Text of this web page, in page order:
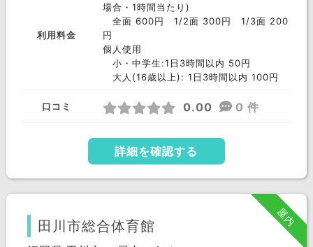
利用料金
場合・1時間当たり)
全面 600円 1/2面 300円 1/3面 200
円
個人使用
小・中学生:1日3時間以内 50円
大人(16歳以上): 1日3時間以内 100円
口コミ 0.00 0 件
詳細を確認する
屋内
田川市総合体育館